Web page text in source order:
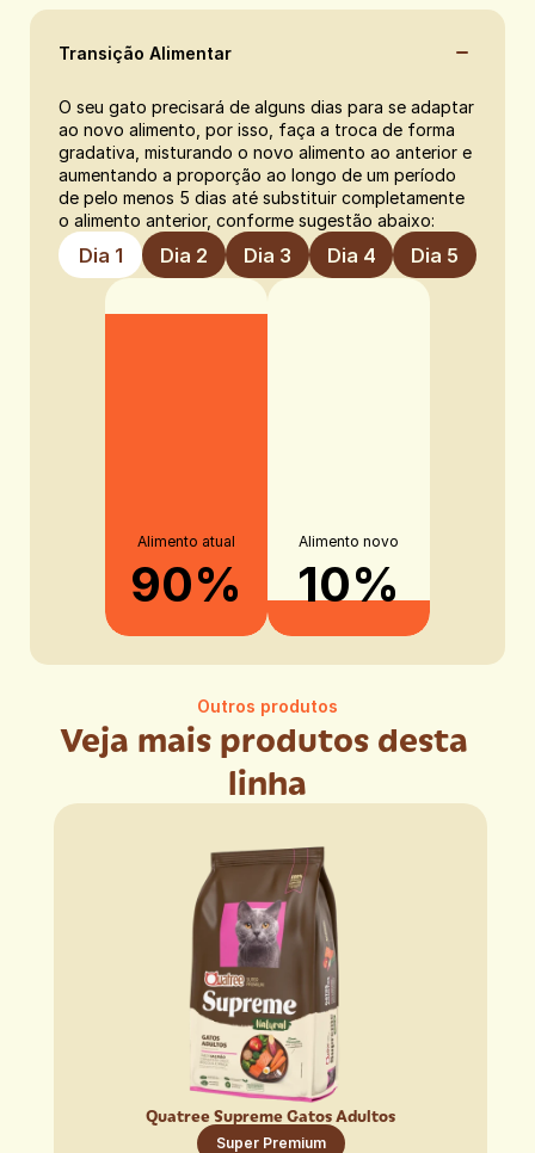
Transição Alimentar
O seu gato precisará de alguns dias para se adaptar
ao novo alimento, por isso, faça a troca de forma
gradativa, misturando o novo alimento ao anterior e
aumentando a proporção ao longo de um período
de pelo menos 5 dias até substituir completamente
o alimento anterior, conforme sugestão abaixo:
Dia 1 Dia 2 Dia 3 Dia 4 Dia 5
Alimento atual
90%
Alimento novo
10%
Outros produtos
Veja mais produtos desta
linha
Quatree Supreme Gatos Adultos
Super Premium